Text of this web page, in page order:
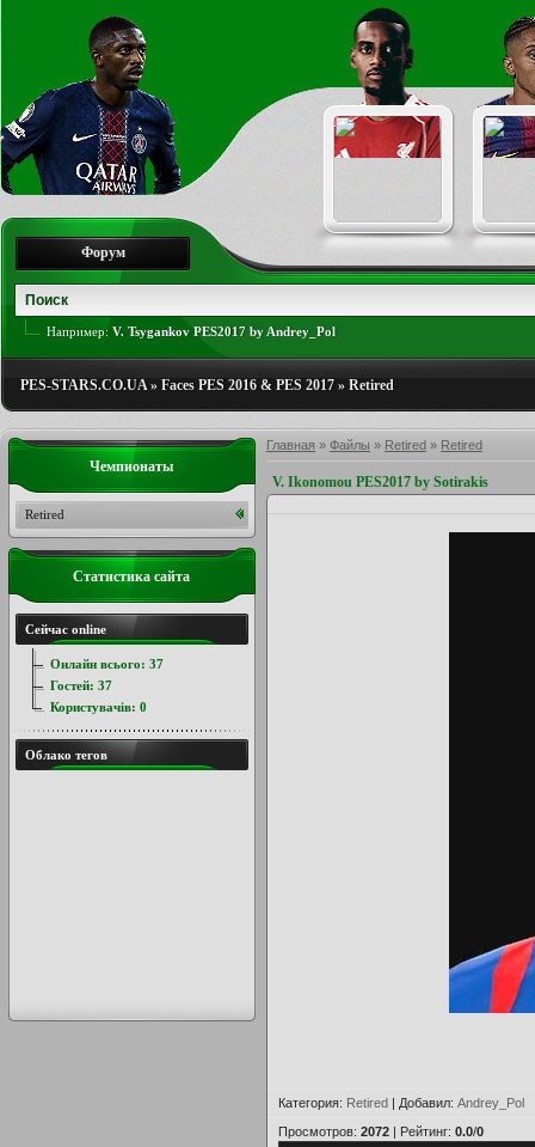
Форум
Например: V. Tsygankov PES2017 by Andrey_Pol
PES-STARS.CO.UA» Faces PES 2016 & PES 2017 » Retired
Главная » Файлы » Retired » Retired
V. Ikonomou PES2017 by Sotirakis
Категория: Retired | Добавил: Andrey_Pol
Просмотров: 2072 | Рейтинг: 0.0/0
Чемпионаты
Retired
Статистика сайта
Сейчас online
Онлайн всього: 37
Гостей: 37
Користувачів: 0
Облако тегов